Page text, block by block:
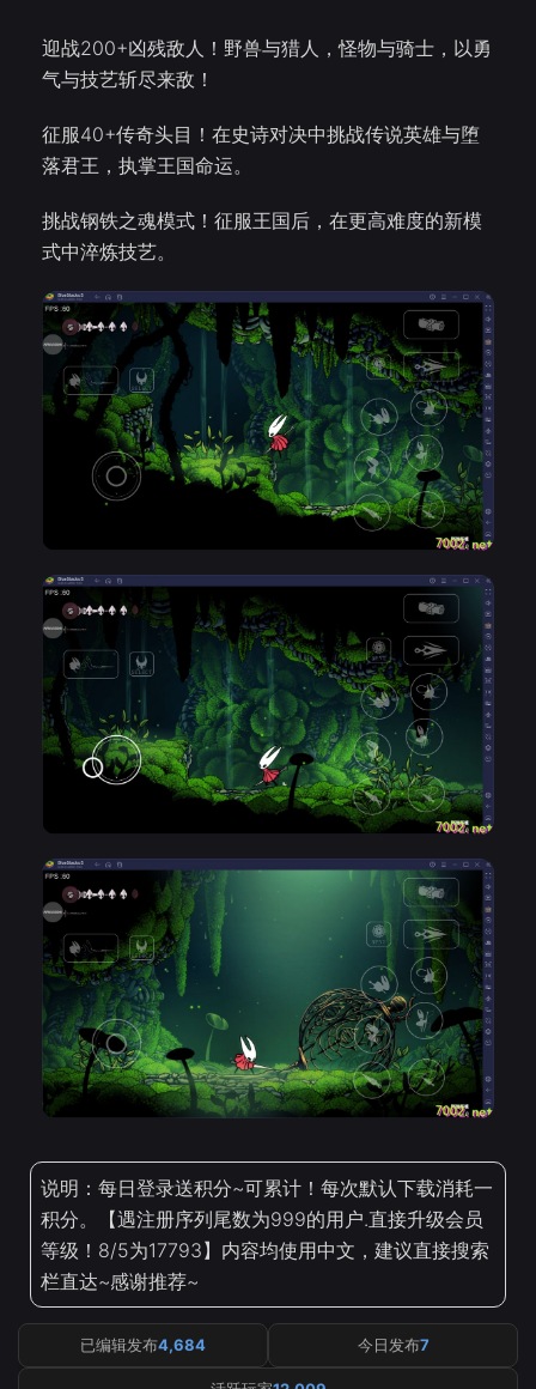
迎战200+凶残敌人！野兽与猎人，怪物与骑士，以勇
气与技艺斩尽来敌！
征服40+传奇头目！在史诗对决中挑战传说英雄与堕
落君王，执掌王国命运。
挑战钢铁之魂模式！征服王国后，在更高难度的新模
式中淬炼技艺。
说明：每日登录送积分~可累计！每次默认下载消耗一
积分。【遇注册序列尾数为999的用户.直接升级会员
等级！8/5为17793】内容均使用中文，建议直接搜索
栏直达~感谢推荐~
已编辑发布4,684 今日发布7